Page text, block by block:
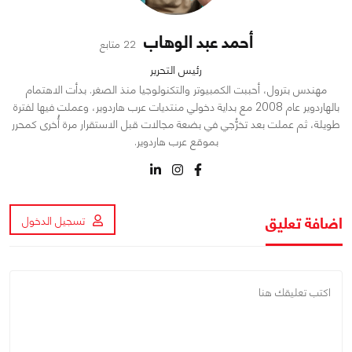
أحمد عبد الوهاب 22 متابع
رئيس التحرير
مهندس بترول، أحببت الكمبيوتر والتكنولوجيا منذ الصغر. بدأت الاهتمام
بالهاردوير عام 2008 مع بداية دخولي منتديات عرب هاردوير، وعملت فيها لفترة
طويلة، ثم عملت بعد تخرُّجي في بضعة مجالات قبل الاستقرار مرة أُخرى كمحرر
بموقع عرب هاردوير.
اضافة تعليق تسجيل الدخول